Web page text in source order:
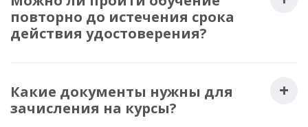
повторно до истечения срока
действия удостоверения?
Какие документы нужны для
зачисления на курсы?